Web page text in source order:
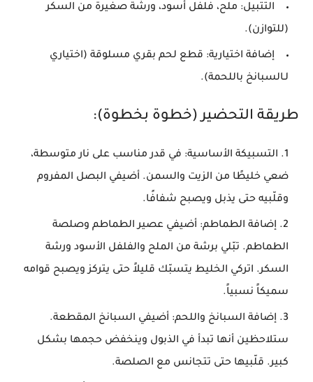
التتبيل: ملح، فلفل أسود، ورشة صغيرة من السكر
(للتوازن).
إضافة اختيارية: قطع لحم بقري مسلوقة (اختياري
لـالسبانخ باللحمة).
طريقة التحضير (خطوة بخطوة):
التسبيكة الأساسية: في قدر مناسب على نار متوسطة،
ضعي خليطًا من الزيت والسمن. أضيفي البصل المفروم
وقلّبيه حتى يذبل ويصبح شفافًا.
إضافة الطماطم: أضيفي عصير الطماطم وصلصة
الطماطم. تبّلي برشة من الملح والفلفل الأسود ورشة
السكر. اتركي الخليط يتسبّك قليلاً حتى يتركز ويصبح قوامه
سميكاً نسبياً.
إضافة السبانخ واللحم: أضيفي السبانخ المقطعة.
ستلاحظين أنها تبدأ في الذبول وينخفض حجمها بشكل
كبير. قلّبيها حتى تتجانس مع الصلصة.